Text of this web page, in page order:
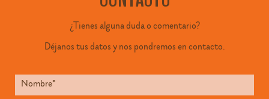
¿Tienes alguna duda o comentario?
Déjanos tus datos y nos pondremos en contacto.